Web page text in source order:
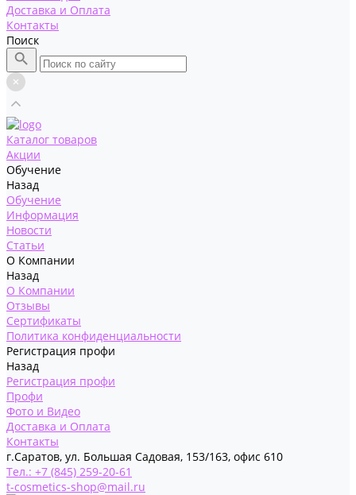
Доставка и Оплата
Контакты
Поиск
Каталог товаров
Акции
Обучение
Назад
Обучение
Информация
Новости
Статьи
О Компании
Назад
О Компании
Отзывы
Сертификаты
Политика конфиденциальности
Регистрация профи
Назад
Регистрация профи
Профи
Фото и Видео
Доставка и Оплата
Контакты
г.Саратов, ул. Большая Садовая, 153/163, офис 610
Тел.: +7 (845) 259-20-61
t-cosmetics-shop@mail.ru